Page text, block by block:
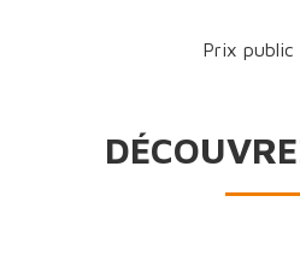
Prix public